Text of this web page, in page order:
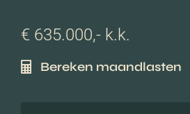
€ 635.000,- k.k.
Bereken maandlasten